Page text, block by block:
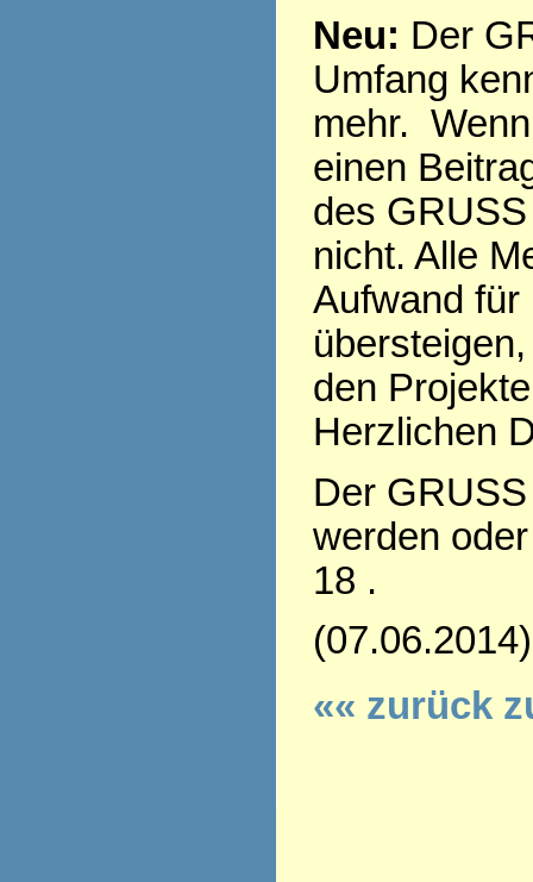
Neu: Der
Umfang
mehr.
einen
des
nicht. Alle
Aufwand für
den
Herzlichen
Der
werden
18 .
(07.06.2014)
«« zurück